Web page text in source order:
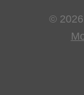
© 2026